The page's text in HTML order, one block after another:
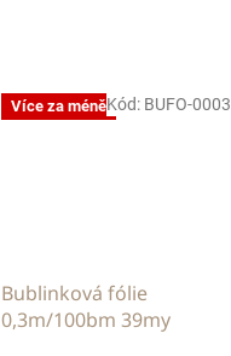
Více za méně
Bublinková fólie
0,3m/100bm 39my
Kód: BUFO-0003